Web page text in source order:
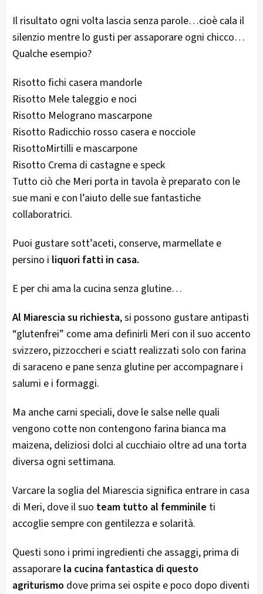
Il risultato ogni volta lascia senza parole…cioè cala il
silenzio mentre lo gusti per assaporare ogni chicco…
Qualche esempio?
Risotto fichi casera mandorle
Risotto Mele taleggio e noci
Risotto Melograno mascarpone
Risotto Radicchio rosso casera e nocciole
RisottoMirtilli e mascarpone
Risotto Crema di castagne e speck
Tutto ciò che Meri porta in tavola è preparato con le
sue mani e con l’aiuto delle sue fantastiche
collaboratrici.
Puoi gustare sott’aceti, conserve, marmellate e
persino i liquori fatti in casa.
E per chi ama la cucina senza glutine…
Al Miarescia su richiesta, si possono gustare antipasti
“glutenfrei” come ama definirli Meri con il suo accento
svizzero, pizzoccheri e sciatt realizzati solo con farina
di saraceno e pane senza glutine per accompagnare i
salumi e i formaggi.
Ma anche carni speciali, dove le salse nelle quali
vengono cotte non contengono farina bianca ma
maizena, deliziosi dolci al cucchiaio oltre ad una torta
diversa ogni settimana.
Varcare la soglia del Miarescia significa entrare in casa
di Meri, dove il suo team tutto al femminile ti
accoglie sempre con gentilezza e solarità.
Questi sono i primi ingredienti che assaggi, prima di
assaporare la cucina fantastica di questo
agriturismo dove prima sei ospite e poco dopo diventi